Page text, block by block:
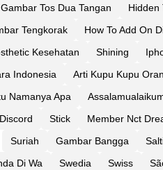
Gambar Tos Dua Tangan Hidden
Tengkorak
How To Add On
Kesehatan
Shining
Indonesia
Arti Kupu Kupu
Namanya Apa
Stick Member Nct
Suriah
Gambar Bangga
Di Wa
Swedia Swiss